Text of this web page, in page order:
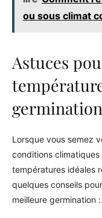
ou sous climat
Astuces
germination
Lorsque vous semez
conditions
températures idéales
quelques conseils
meilleure germination :